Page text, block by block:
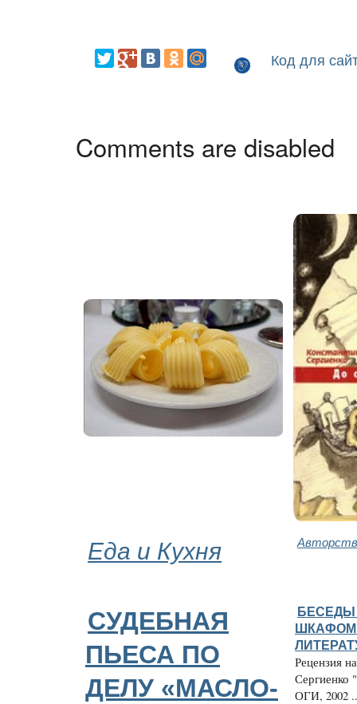
Код для
Comments are disabled
Еда и Кухня
СУДЕБНАЯ
ПЬЕСА ПО
ДЕЛУ «МАСЛО-
ШКАФОМ
Рецензия
Сергиенко
ОГИ, 2002